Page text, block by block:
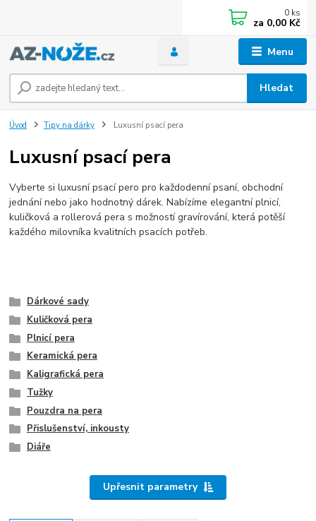
Menu
Hledat
0 ks
za 0,00 Kč
Úvod Tipy na dárky Luxusní psací pera
Luxusní psací pera
Vyberte si luxusní psací pero pro každodenní psaní, obchodní
jednání nebo jako hodnotný dárek. Nabízíme elegantní plnicí,
kuličková a rollerová pera s možností gravírování, která potěší
každého milovníka kvalitních psacích potřeb.
Dárkové sady
Kuličková pera
Plnicí pera
Keramická pera
Kaligrafická pera
Tužky
Pouzdra na pera
Přislušenství, inkousty
Diáře
Upřesnit parametry